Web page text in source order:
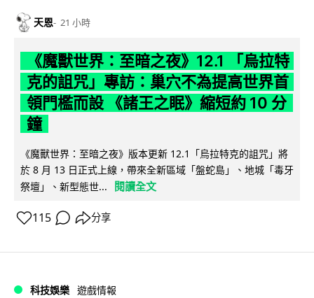
天恩 21 小時
《魔獸世界：至暗之夜》12.1 「烏拉特
克的詛咒」專訪：巢穴不為提高世界首
領門檻而設 《諸王之眠》縮短約 10 分
鐘
《魔獸世界：至暗之夜》版本更新 12.1「烏拉特克的詛咒」將
於 8 月 13 日正式上線，帶來全新區域「盤蛇島」、地城「毒牙
祭壇」、新型態世...
閱讀全文
115 分享
科技娛樂 遊戲情報